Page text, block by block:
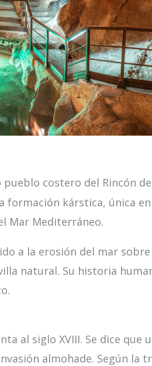
costero del Rincón
formación kárstica, única
Mar Mediterráneo.
a la erosión del mar
natural. Su historia
al siglo XVIII. Se dice
almohade. Según la